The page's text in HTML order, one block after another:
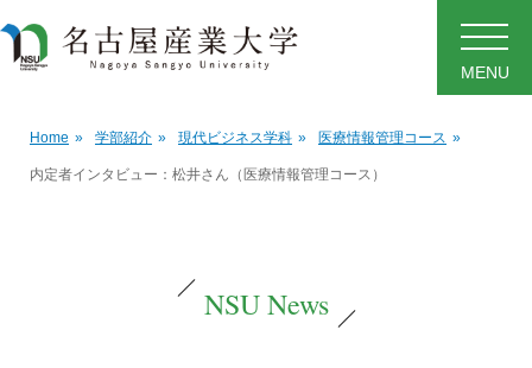
MENU
Home » 学部紹介 » 現代ビジネス学科 » 医療情報管理コース »
内定者インタビュー：松井さん（医療情報管理コース）
NSU News